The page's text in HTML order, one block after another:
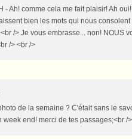
- Ah! comme cela me fait plaisir! Ah
bien les mots qui nous
/> Je vous embrasse... non! NOUS
/> <br />
de la semaine ? C'était sans le
week end! merci de tes passages;<br />